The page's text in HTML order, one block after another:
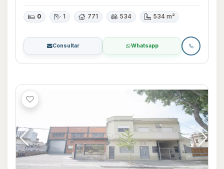
0 1 771 534 534 m²
Consultar Whatsapp